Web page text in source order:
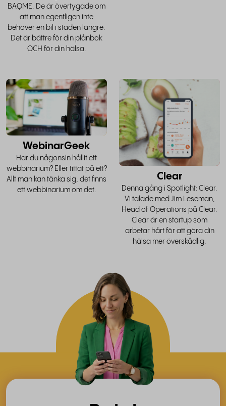
BAQME. De är övertygade om
att man egentligen inte
behöver en bil i staden längre.
Det är bättre för din plånbok
OCH för din hälsa.
läs hela
historien
WebinarGeek
Har du någonsin hållit ett
webbinarium? Eller tittat på ett?
Allt man kan tänka sig, det finns
ett webbinarium om det.
Clear
Denna gång i Spotlight: Clear.
Vi talade med Jim Leseman,
Head of Operations på Clear.
Clear är en startup som
arbetar hårt för att göra din
hälsa mer överskådlig.